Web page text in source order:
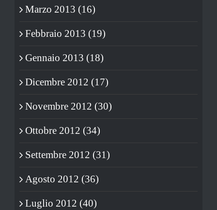
Marzo 2013 (16)
Febbraio 2013 (19)
Gennaio 2013 (18)
Dicembre 2012 (17)
Novembre 2012 (30)
Ottobre 2012 (34)
Settembre 2012 (31)
Agosto 2012 (36)
Luglio 2012 (40)